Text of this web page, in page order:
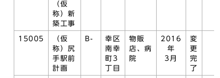
（仮
称）新
築工事
15005
（仮
称）尻
手駅前
計画
B-
幸区
南幸
町3
丁目
物販
店、病
院
2016
年
3月
変
更
完
了